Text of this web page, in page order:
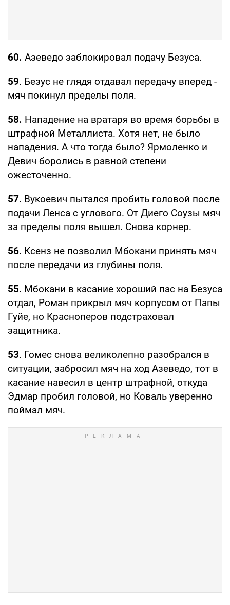
60. Азеведо заблокировал подачу Безуса.
59. Безус не глядя отдавал передачу вперед -
мяч покинул пределы поля.
58. Нападение на вратаря во время борьбы в
штрафной Металлиста. Хотя нет, не было
нападения. А что тогда было? Ярмоленко и
Девич боролись в равной степени
ожесточенно.
57. Вукоевич пытался пробить головой после
подачи Ленса с углового. От Диего Соузы мяч
за пределы поля вышел. Снова корнер.
56. Ксенз не позволил Мбокани принять мяч
после передачи из глубины поля.
55. Мбокани в касание хороший пас на Безуса
отдал, Роман прикрыл мяч корпусом от Папы
Гуйе, но Красноперов подстраховал
защитника.
53. Гомес снова великолепно разобрался в
ситуации, забросил мяч на ход Азеведо, тот в
касание навесил в центр штрафной, откуда
Эдмар пробил головой, но Коваль уверенно
поймал мяч.